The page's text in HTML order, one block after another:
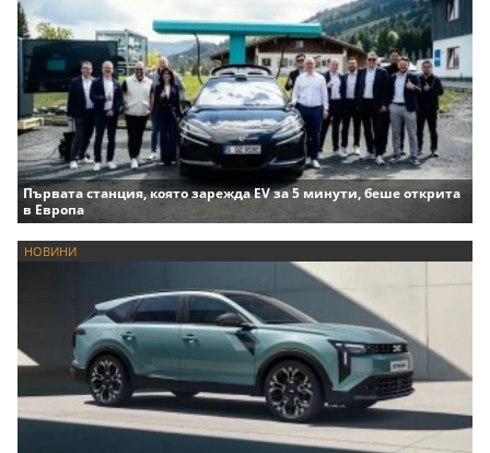
Първата станция, която зарежда EV за 5 минути, беше открита
в Европа
НОВИНИ